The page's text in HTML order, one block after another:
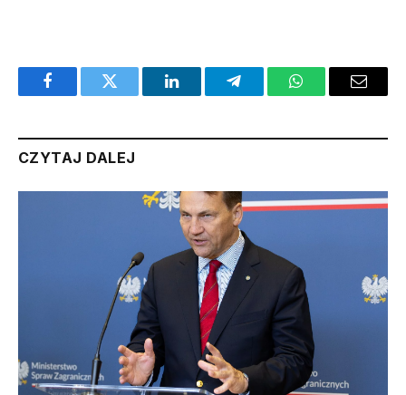
FacebookTwitter LinkedInTelegramWhatsAppEmail
CZYTAJ DALEJ